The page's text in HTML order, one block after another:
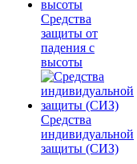
Средства
защиты от
падения с
высоты
Средства
индивидуальной
защиты (СИЗ)